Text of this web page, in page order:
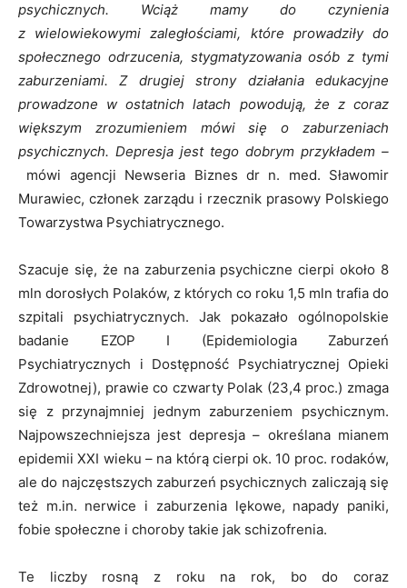
psychicznych. Wciąż mamy do czynienia
z wielowiekowymi zaległościami, które prowadziły do
społecznego odrzucenia, stygmatyzowania osób z tymi
zaburzeniami. Z drugiej strony działania edukacyjne
prowadzone w ostatnich latach powodują, że z coraz
większym zrozumieniem mówi się o zaburzeniach
psychicznych. Depresja jest tego dobrym przykładem –
mówi agencji Newseria Biznes dr n. med. Sławomir
Murawiec, członek zarządu i rzecznik prasowy Polskiego
Towarzystwa Psychiatrycznego.
Szacuje się, że na zaburzenia psychiczne cierpi około 8
mln dorosłych Polaków, z których co roku 1,5 mln trafia do
szpitali psychiatrycznych. Jak pokazało ogólnopolskie
badanie EZOP I (Epidemiologia Zaburzeń
Psychiatrycznych i Dostępność Psychiatrycznej Opieki
Zdrowotnej), prawie co czwarty Polak (23,4 proc.) zmaga
się z przynajmniej jednym zaburzeniem psychicznym.
Najpowszechniejsza jest depresja – określana mianem
epidemii XXI wieku – na którą cierpi ok. 10 proc. rodaków,
ale do najczęstszych zaburzeń psychicznych zaliczają się
też m.in. nerwice i zaburzenia lękowe, napady paniki,
fobie społeczne i choroby takie jak schizofrenia.
Te liczby rosną z roku na rok, bo do coraz